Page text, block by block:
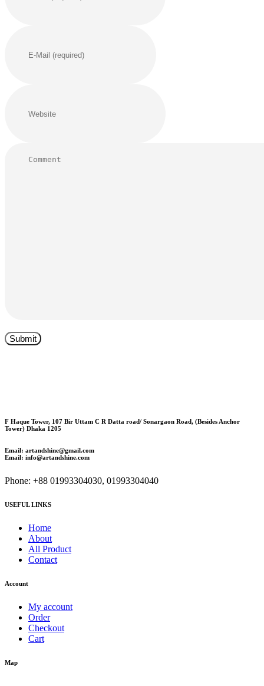
F Haque Tower, 107 Bir Uttam C R Datta road/ Sonargaon Road, (Besides Anchor
Tower) Dhaka 1205
Email: artandshine@gmail.com
Email: info@artandshine.com
Phone: +88 01993304030, 01993304040
USEFUL LINKS
Home
About
All Product
Contact
Account
My account
Order
Checkout
Cart
Map